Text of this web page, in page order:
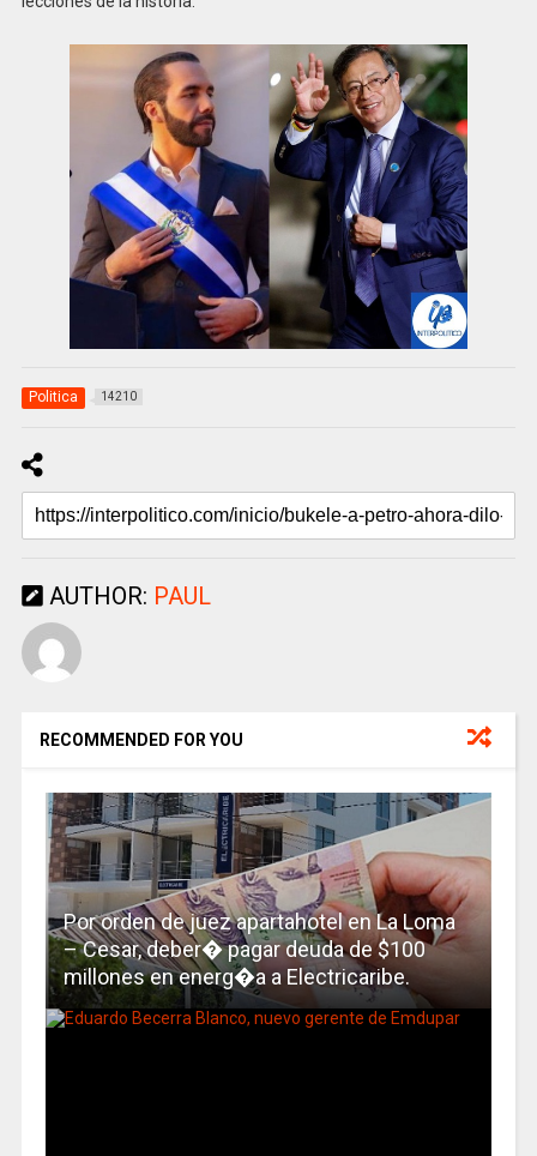
Politica 14210
AUTHOR: PAUL
RECOMMENDED FOR YOU
Por orden de juez apartahotel en La Loma
– Cesar, deber� pagar deuda de $100
millones en energ�a a Electricaribe.